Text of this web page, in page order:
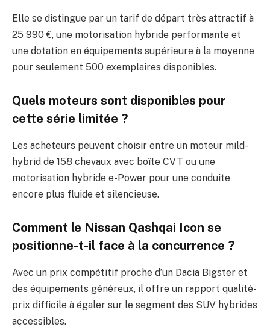
Elle se distingue par un tarif de départ très attractif à
25 990 €, une motorisation hybride performante et
une dotation en équipements supérieure à la moyenne
pour seulement 500 exemplaires disponibles.
Quels moteurs sont disponibles pour
cette série limitée ?
Les acheteurs peuvent choisir entre un moteur mild-
hybrid de 158 chevaux avec boîte CVT ou une
motorisation hybride e-Power pour une conduite
encore plus fluide et silencieuse.
Comment le Nissan Qashqai Icon se
positionne-t-il face à la concurrence ?
Avec un prix compétitif proche d’un Dacia Bigster et
des équipements généreux, il offre un rapport qualité-
prix difficile à égaler sur le segment des SUV hybrides
accessibles.